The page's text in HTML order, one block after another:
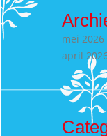
mei 2026
april